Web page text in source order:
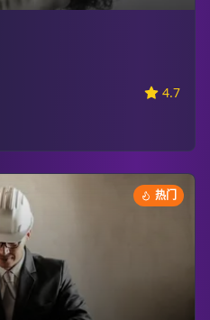
4.7
热门